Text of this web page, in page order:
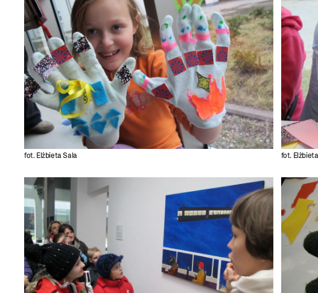
fot. Elżbieta Sala fot.